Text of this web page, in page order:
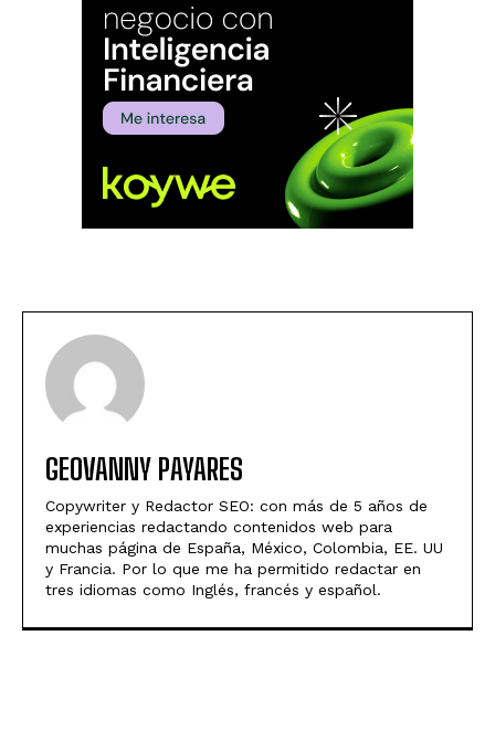
GEOVANNY PAYARES
Copywriter y Redactor SEO: con más de 5 años de
experiencias redactando contenidos web para
muchas página de España, México, Colombia, EE. UU
y Francia. Por lo que me ha permitido redactar en
tres idiomas como Inglés, francés y español.